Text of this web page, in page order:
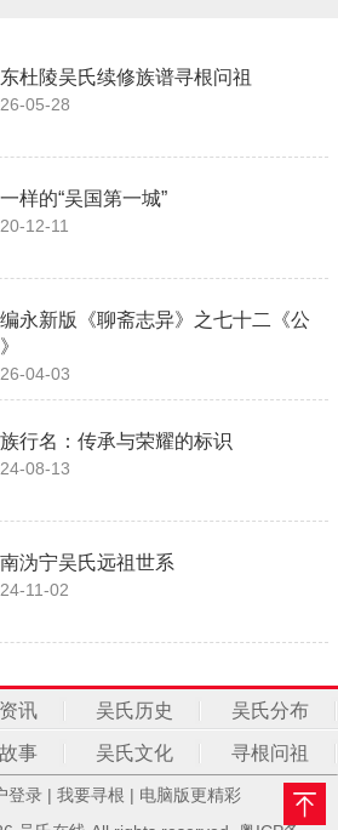
杜陵吴氏续修族谱寻根问祖
05-28
样的“吴国第一城”
12-11
永新版《聊斋志异》之七十二《公
04-03
行名：传承与荣耀的标识
08-13
沩宁吴氏远祖世系
11-02
讯 吴氏历史 吴氏分布
事 吴氏文化 寻根问祖
登录 | 我要寻根 | 电脑版更精彩